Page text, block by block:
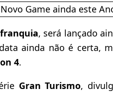
, será lançado
ainda não é certa,
4.
Gran Turismo,